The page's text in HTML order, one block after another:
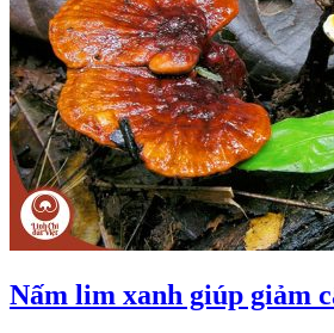
Nấm lim xanh giúp giảm